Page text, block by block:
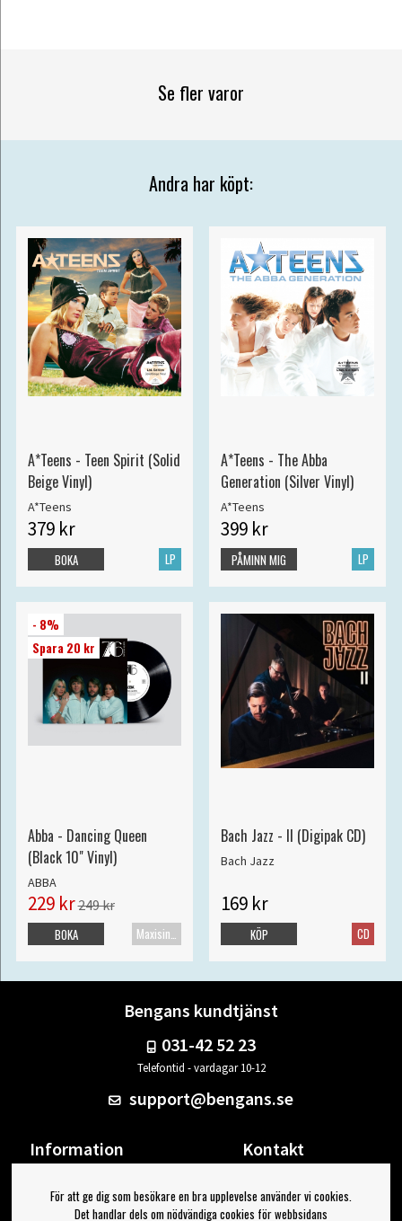
Se fler varor
Andra har köpt:
A*Teens - Teen Spirit (Solid
Beige Vinyl)
A*Teens
379 kr
LP
BOKA
A*Teens - The Abba
Generation (Silver Vinyl)
A*Teens
399 kr
LP
PÅMINN MIG
- 8%
Spara 20 kr
Abba - Dancing Queen
(Black 10" Vinyl)
ABBA
229 kr249 kr
Maxisingel
BOKA
Bach Jazz - II (Digipak CD)
Bach Jazz
169 kr
CD
KÖP
Bengans kundtjänst
031-42 52 23
Telefontid - vardagar 10-12
support@bengans.se
Information
Om Bengans
Kontakt
Din sida
För att ge dig som besökare en bra upplevelse använder vi cookies.
Det handlar dels om nödvändiga cookies för webbsidans